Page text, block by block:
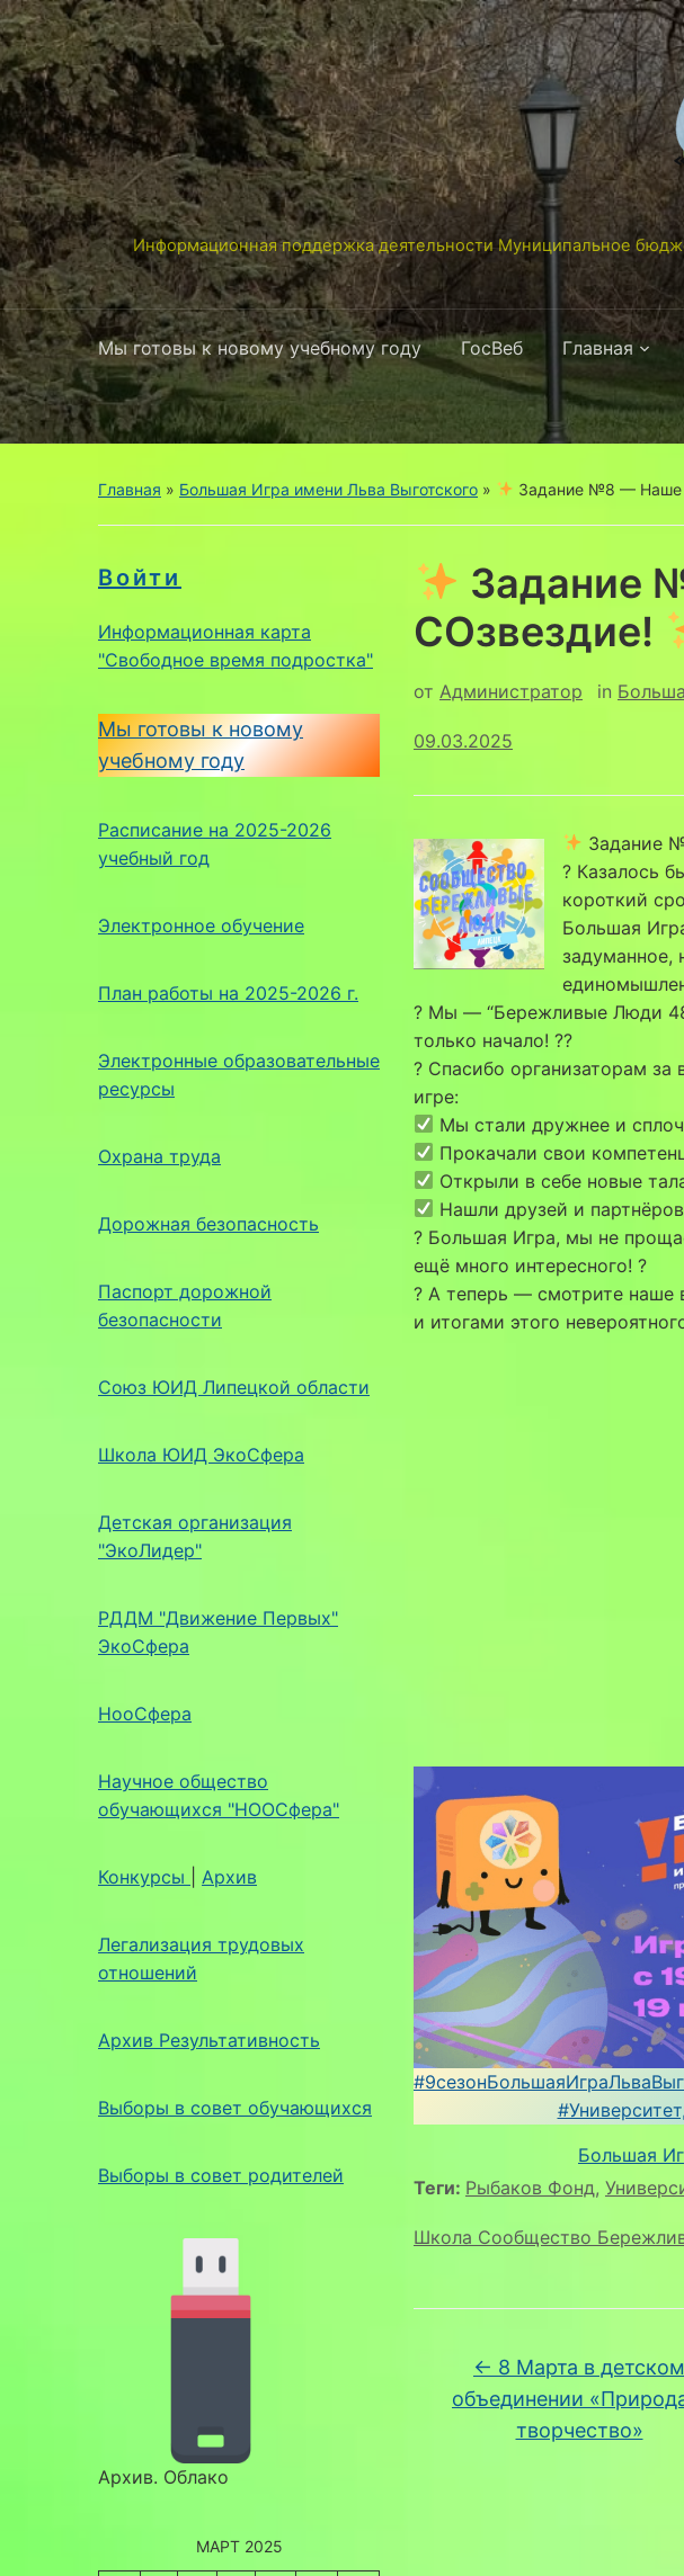
Информационная поддержка деятельности Муниципальное
Мы готовы к новому учебному году ГосВеб Главная
Главная » Большая Игра имени Льва Выготского » Задание №8 — Наше
Войти
Информационная карта
"Свободное время подростка"
Мы готовы к новому
учебному году
Расписание на 2025-2026
учебный год
Электронное обучение
План работы на 2025-2026 г.
Электронные образовательные
ресурсы
Охрана труда
Дорожная безопасность
Паспорт дорожной
безопасности
Союз ЮИД Липецкой области
Школа ЮИД ЭкоСфера
Детская организация
"ЭкоЛидер"
РДДМ "Движение Первых"
ЭкоСфера
НооСфера
Научное общество
обучающихся "НООСфера"
Конкурсы Архив
Легализация трудовых
отношений
Архив Результативность
Выборы в совет обучающихся
Выборы в совет родителей
Архив. Облако
МАРТ 2025
Задание
СОзвездие!
от Администратор in
09.03.2025
Задание
? Казалось
короткий
Большая
задуманное,
? Мы — “Бережливые Люди
только начало! ??
? Спасибо организаторам за
игре:
Мы стали дружнее и
Прокачали свои
Открыли в себе новые
Нашли друзей и
? Большая Игра, мы не
ещё много интересного! ?
? А теперь — смотрите
и итогами этого
Большая
Теги: Рыбаков Фонд,
Школа Сообщество
← 8 Марта в детском
объединении
творчество»